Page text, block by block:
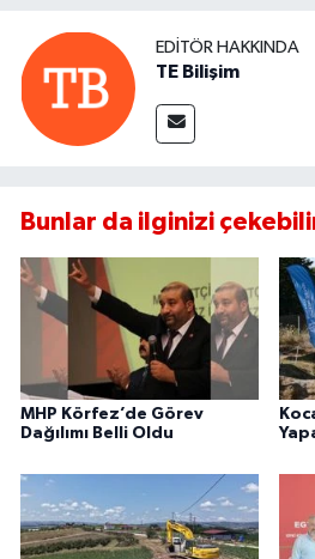
EDITÖR HAKKINDA
TE Bilişim
Bunlar da ilginizi
MHP Körfez’de Görev
Dağılımı Belli Oldu